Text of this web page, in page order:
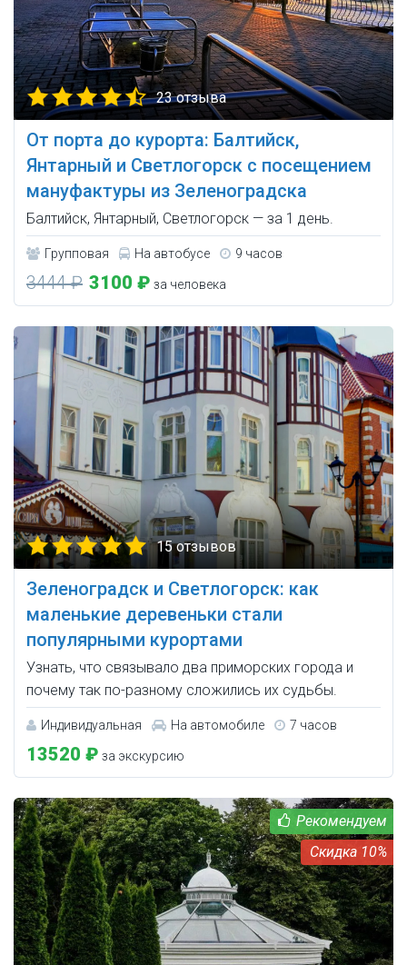
23 отзыва
От порта до курорта: Балтийск,
Янтарный и Светлогорск с посещением
мануфактуры из Зеленоградска
Балтийск, Янтарный, Светлогорск — за 1 день.
Групповая На автобусе 9 часов
3444 ₽ 3100 ₽ за человека
15 отзывов
Зеленоградск и Светлогорск: как
маленькие деревеньки стали
популярными курортами
Узнать, что связывало два приморских города и
почему так по-разному сложились их судьбы.
Индивидуальная На автомобиле 7 часов
13520 ₽ за экскурсию
10%